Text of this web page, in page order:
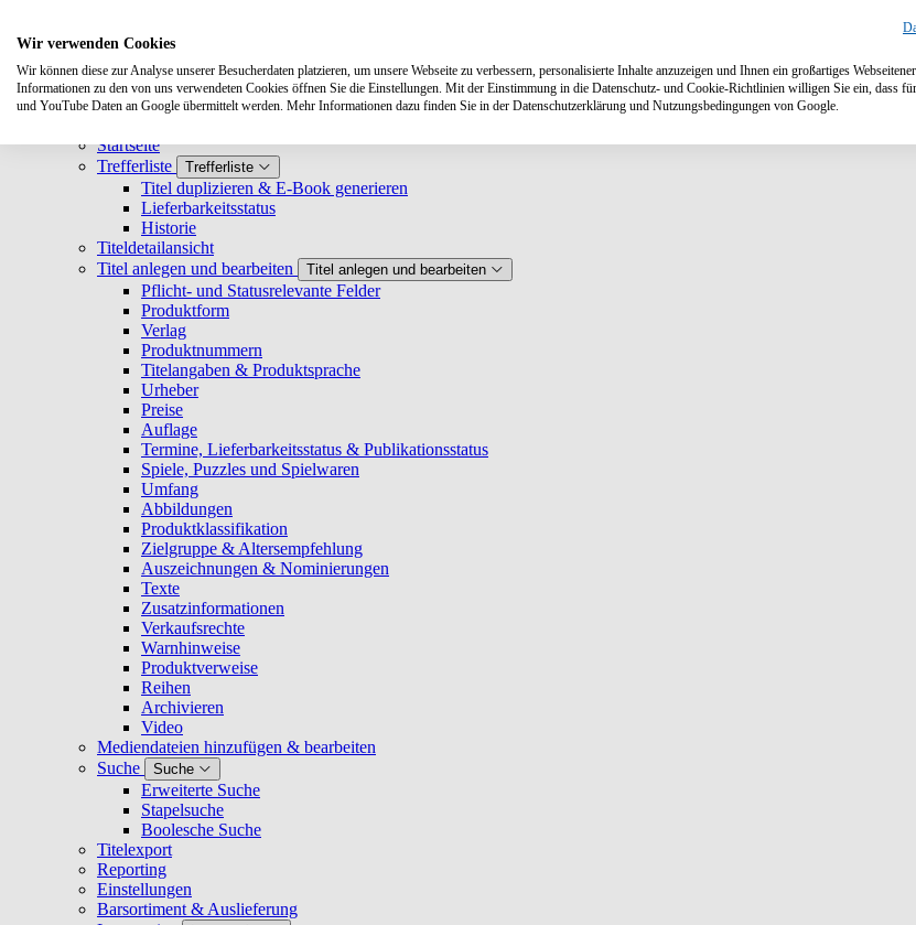
Systemanforderungen
Verlage
Verlage
Startseite
Trefferliste
Trefferliste
Titel duplizieren & E-Book generieren
Lieferbarkeitsstatus
Historie
Titeldetailansicht
Titel anlegen und bearbeiten
Titel anlegen und bearbeiten
Pflicht- und Statusrelevante Felder
Produktform
Verlag
Produktnummern
Titelangaben & Produktsprache
Urheber
Preise
Auflage
Termine, Lieferbarkeitsstatus & Publikationsstatus
Spiele, Puzzles und Spielwaren
Umfang
Abbildungen
Produktklassifikation
Zielgruppe & Altersempfehlung
Auszeichnungen & Nominierungen
Texte
Zusatzinformationen
Verkaufsrechte
Warnhinweise
Produktverweise
Reihen
Archivieren
Video
Mediendateien hinzufügen & bearbeiten
Suche
Suche
Erweiterte Suche
Stapelsuche
Boolesche Suche
Titelexport
Reporting
Einstellungen
Barsortiment & Auslieferung
Wir verwenden Cookies
Wir können diese zur Analyse unserer Besucherdaten platzieren, um unsere Webseite zu verbessern, personalisierte Inhalte anzuzeigen und Ihnen ein großartiges
Informationen zu den von uns verwendeten Cookies öffnen Sie die Einstellungen. Mit der Einstimmung in die Datenschutz- und Cookie-Richtlinien willigen Sie ein, dass
und YouTube Daten an Google übermittelt werden. Mehr Informationen dazu finden Sie in der Datenschutzerklärung und Nutzungsbedingungen von Google.